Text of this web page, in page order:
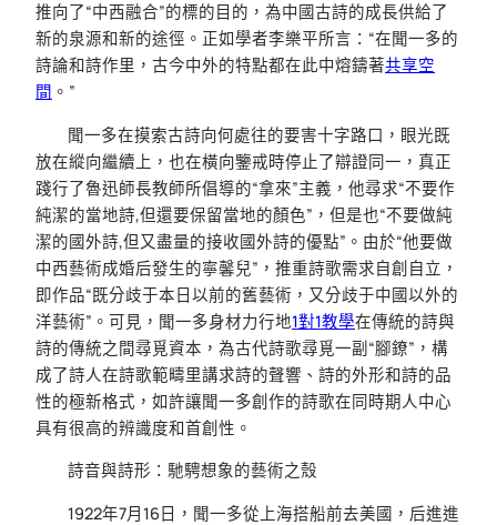
推向了“中西融合”的標的目的，為中國古詩的成長供給了
新的泉源和新的途徑。正如學者李樂平所言：“在聞一多的
詩論和詩作里，古今中外的特點都在此中熔鑄著共享空
間 。”
聞一多在摸索古詩向何處往的要害十字路口，眼光既
放在縱向繼續上，也在橫向鑒戒時停止了辯證同一，真正
踐行了魯迅師長教師所倡導的“拿來”主義，他尋求“不要作
純潔的當地詩,但還要保留當地的顏色”，但是也“不要做純
潔的國外詩,但又盡量的接收國外詩的優點”。由於“他要做
中西藝術成婚后發生的寧馨兒”，推重詩歌需求自創自立，
即作品“既分歧于本日以前的舊藝術，又分歧于中國以外的
洋藝術”。可見，聞一多身材力行地1對1教學在傳統的詩與
詩的傳統之間尋覓資本，為古代詩歌尋覓一副“腳鐐”，構
成了詩人在詩歌範疇里講求詩的聲響、詩的外形和詩的品
性的極新格式，如許讓聞一多創作的詩歌在同時期人中心
具有很高的辨識度和首創性。
詩音與詩形：馳騁想象的藝術之殼
1922年7月16日，聞一多從上海搭船前去美國，后進進